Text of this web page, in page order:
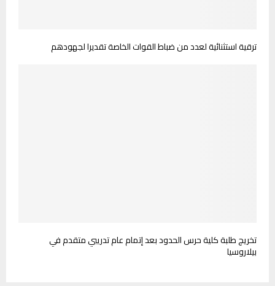
ترقية استثنائية لعدد من ضباط القوات الخاصة تقديرا لجهودهم
تخريج طلبة كلية حرس الحدود بعد إتمام عام تدريبي متقدم في
بيلاروسيا